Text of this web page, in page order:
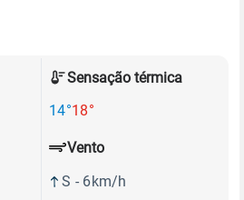
Sensação térmica
14°18°
Vento
S - 6km/h